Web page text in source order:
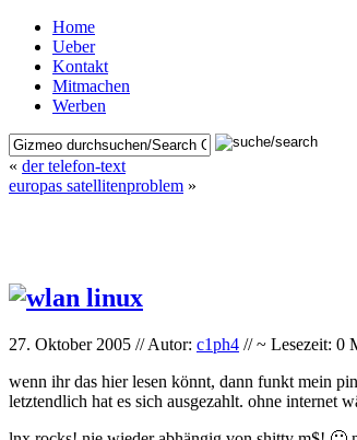
Home
Ueber
Kontakt
Mitmachen
Werben
« der telefon-text
europas satellitenproblem »
27. Oktober 2005 // Autor: c1ph4 // ~ Lesezeit: 0
wenn ihr das hier lesen könnt, dann funkt mein
letztendlich hat es sich ausgezahlt. ohne internet